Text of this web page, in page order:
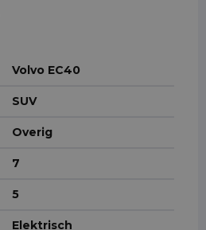
Volvo EC40
SUV
Overig
7
5
Elektrisch